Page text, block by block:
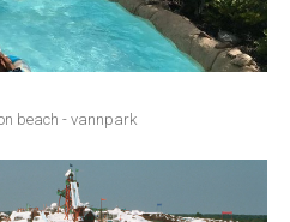
beach - vannpark